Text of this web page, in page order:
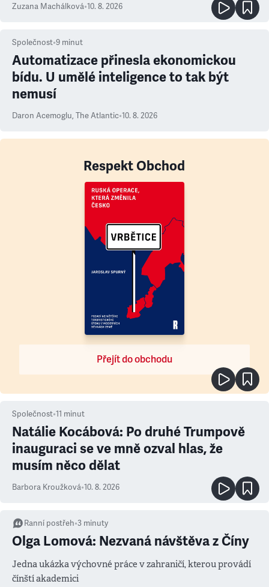
Zuzana Machálková•10. 8. 2026
Společnost•9 minut
Automatizace přinesla ekonomickou
bídu. U umělé inteligence to tak být
nemusí
Daron Acemoglu, The Atlantic•10. 8. 2026
Respekt Obchod
Přejít do obchodu
Společnost•11 minut
Natálie Kocábová: Po druhé Trumpově
inauguraci se ve mně ozval hlas, že
musím něco dělat
Barbora Kroužková•10. 8. 2026
Ranní postřeh•3 minuty
Olga Lomová: Nezvaná návštěva z Číny
Jedna ukázka výchovné práce v zahraničí, kterou provádí
čínští akademici